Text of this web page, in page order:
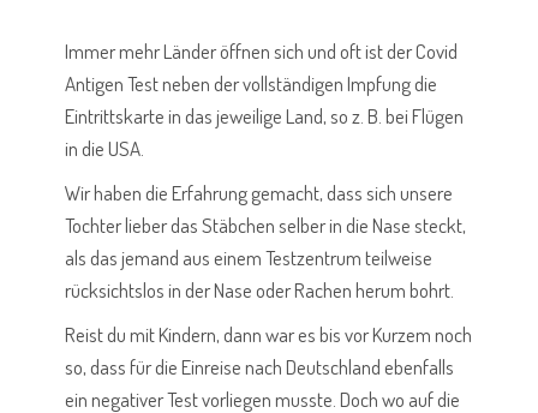
Immer mehr Länder öffnen sich und oft ist der Covid
Antigen Test neben der vollständigen Impfung die
Eintrittskarte in das jeweilige Land, so z. B. bei Flügen
in die USA.
Wir haben die Erfahrung gemacht, dass sich unsere
Tochter lieber das Stäbchen selber in die Nase steckt,
als das jemand aus einem Testzentrum teilweise
rücksichtslos in der Nase oder Rachen herum bohrt.
Reist du mit Kindern, dann war es bis vor Kurzem noch
so, dass für die Einreise nach Deutschland ebenfalls
ein negativer Test vorliegen musste. Doch wo auf die